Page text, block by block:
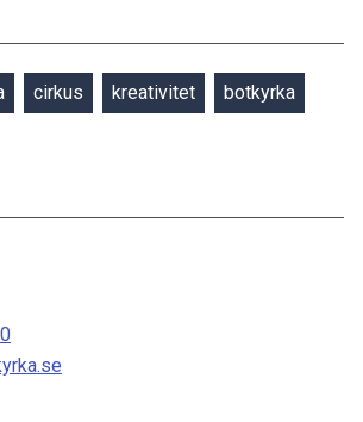
cirkus kreativitet botkyrka